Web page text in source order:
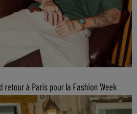
retour à Paris pour la Fashion Week